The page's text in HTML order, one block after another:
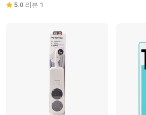
5.0 리뷰 1